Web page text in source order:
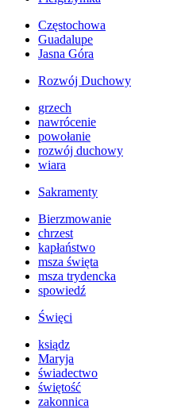
Częstochowa
Guadalupe
Jasna Góra
Rozwój Duchowy
grzech
nawrócenie
powołanie
rozwój duchowy
wiara
Sakramenty
Bierzmowanie
chrzest
kapłaństwo
msza święta
msza trydencka
spowiedź
Święci
ksiądz
Maryja
świadectwo
świętość
zakonnica